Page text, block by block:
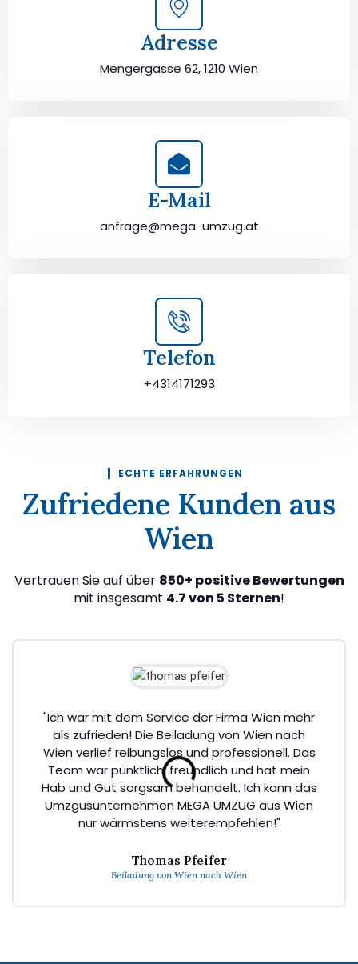
Adresse
Mengergasse 62, 1210 Wien
E-Mail
anfrage@mega-umzug.at
Telefon
+4314171293
ECHTE ERFAHRUNGEN
Zufriedene Kunden aus
Wien
Vertrauen Sie auf über 850+ positive Bewertungen
mit insgesamt 4.7 von 5 Sternen!
"Ich war mit dem Service der Firma Wien mehr
als zufrieden! Die Beiladung von Wien nach
Wien verlief reibungslos und professionell. Das
Team war pünktlich, freundlich und hat mein
Hab und Gut sorgsam behandelt. Ich kann das
Umzgusunternehmen MEGA UMZUG aus Wien
nur wärmstens weiterempfehlen!"
Thomas Pfeifer
Beiladung von Wien nach Wien